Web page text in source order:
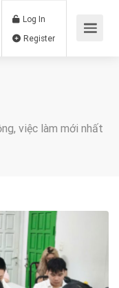
Log In
việc làm mới nhất